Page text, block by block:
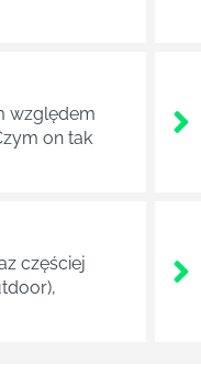
względem
on tak
częściej